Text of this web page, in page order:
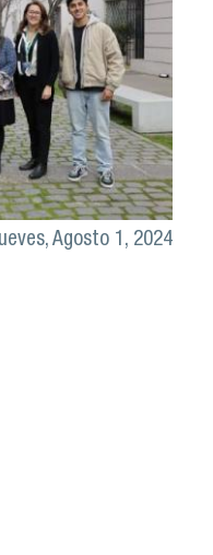
Agosto 1, 2024